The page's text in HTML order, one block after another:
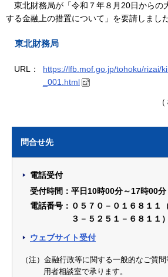
東北財務局が「令和７年８月20日からの
する金融上の措置について」を要請しました
東北財務局
URL：
https://lfb.mof.go.jp/tohoku/rizai/
_001.html
問合せ先
電話受付
受付時間：平日10時00分～17時00分
電話番号：０５７０－０１６８１１
３－５２５１－６８１１）
ウェブサイト受付
（注）金融行政等に関する一般的なご質
用者相談室で承ります。